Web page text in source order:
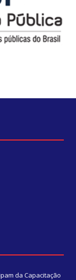
da Capacitação